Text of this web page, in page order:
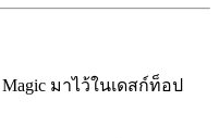
มาไว้ในเดสก์ท็อป